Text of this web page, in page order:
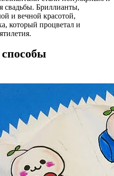
свадьбы. Бриллианты,
и вечной красотой,
который процветал и